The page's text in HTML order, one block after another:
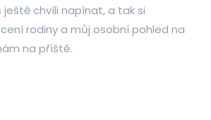
ještě chvíli napínat, a tak si
rodiny a můj osobní pohled na
na příště.